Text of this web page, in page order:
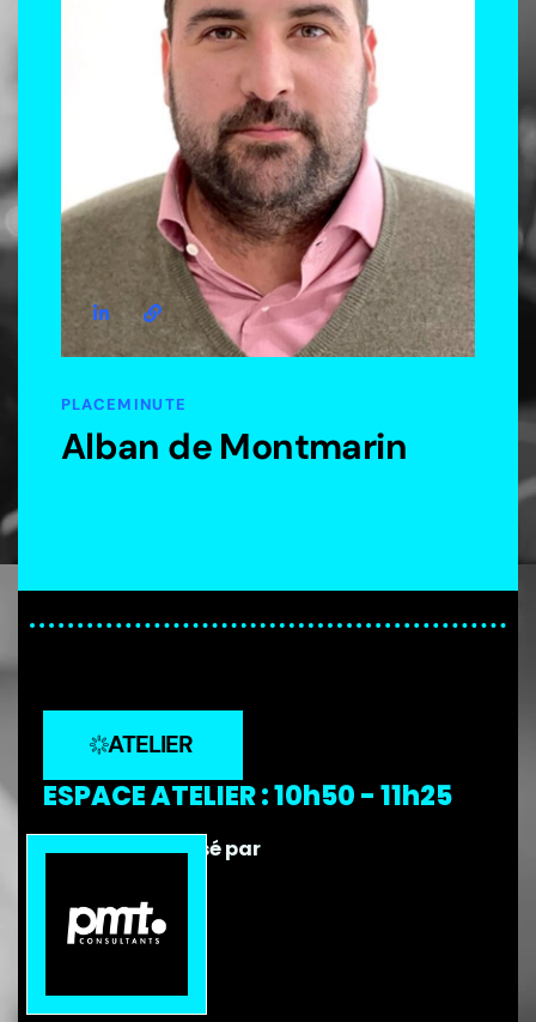
PLACEMINUTE
Alban de Montmarin
ATELIER
ESPACE ATELIER : 10h50 - 11h25
Débat sponsorisé par